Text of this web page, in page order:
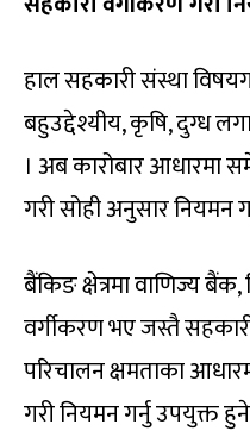
हाल सहकारी संस्था
बहुउद्देश्यीय, कृषि, दुग्ध
। अब कारोबार आधारमा
गरी सोही अनुसार नियमन
बैंकिङ क्षेत्रमा वाणिज्य
वर्गीकरण भए जस्तै
परिचालन क्षमताका
गरी नियमन गर्नु उपयुक्त